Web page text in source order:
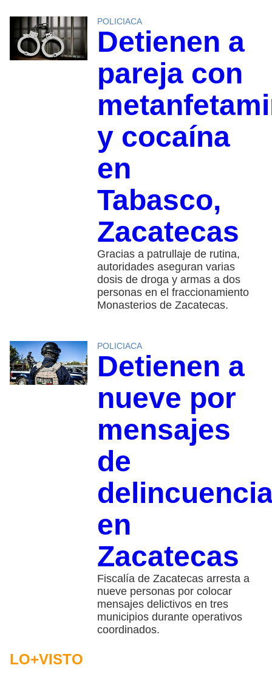
POLICIACA
Detienen a
pareja con
y cocaína
en
Tabasco,
Zacatecas
Gracias a patrullaje de rutina,
autoridades aseguran varias
dosis de droga y armas a dos
personas en el fraccionamiento
Monasterios de Zacatecas.
POLICIACA
Detienen a
nueve por
mensajes
de
en
Zacatecas
Fiscalía de Zacatecas arresta a
nueve personas por colocar
mensajes delictivos en tres
municipios durante operativos
coordinados.
LO+VISTO